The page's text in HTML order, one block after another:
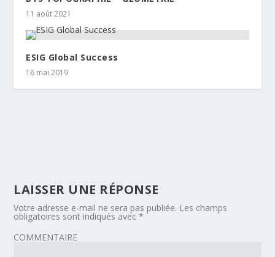
11 août 2021
ESIG Global Success
16 mai 2019
LAISSER UNE RÉPONSE
Votre adresse e-mail ne sera pas publiée. Les champs
obligatoires sont indiqués avec*
COMMENTAIRE